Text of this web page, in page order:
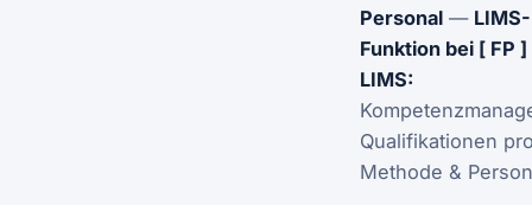
Personal— LIMS-
Funktion bei [ FP
LIMS:
Qualifikationen
Methode & Person